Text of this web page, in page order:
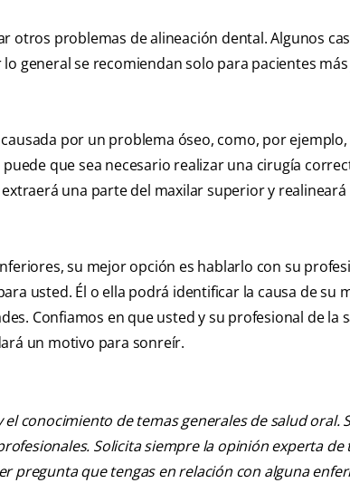
problemas de alineación dental. Algunos
general se recomiendan solo para pacientes
por un problema óseo, como, por ejemplo,
que sea necesario realizar una cirugía
una parte del maxilar superior y realineará
su mejor opción es hablarlo con su
usted. Él o ella podrá identificar la causa de su
Confiamos en que usted y su profesional de la
un motivo para sonreír.
conocimiento de temas generales de salud oral.
Solicita siempre la opinión experta de
pregunta que tengas en relación con alguna